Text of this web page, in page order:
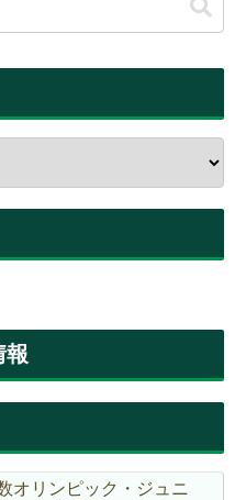
報
オリンピック・ジュニ